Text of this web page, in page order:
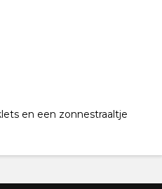
en een zonnestraaltje